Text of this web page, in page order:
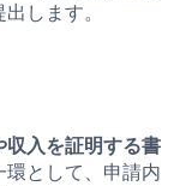
します。
収入を証明する書
環として、申請内